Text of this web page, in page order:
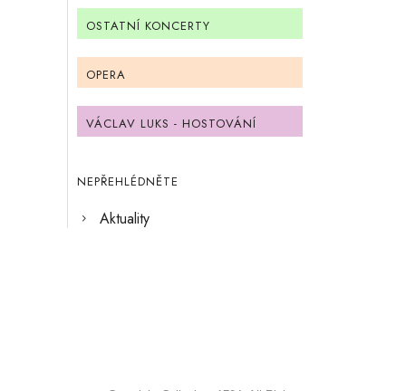
OSTATNÍ KONCERTY
OPERA
VÁCLAV LUKS - HOSTOVÁNÍ
NEPŘEHLÉDNĚTE
Aktuality